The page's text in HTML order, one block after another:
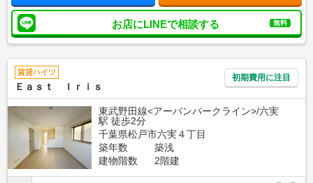
お店にLINEで相談する 無料
賃貸ハイツ
Ｅａｓｔ Ｉｒｉｓ
初期費用に注目
東武野田線<アーバンパークライン>/六実
駅 徒歩2分
千葉県松戸市六実４丁目
築年数
築浅
建物階数
2階建